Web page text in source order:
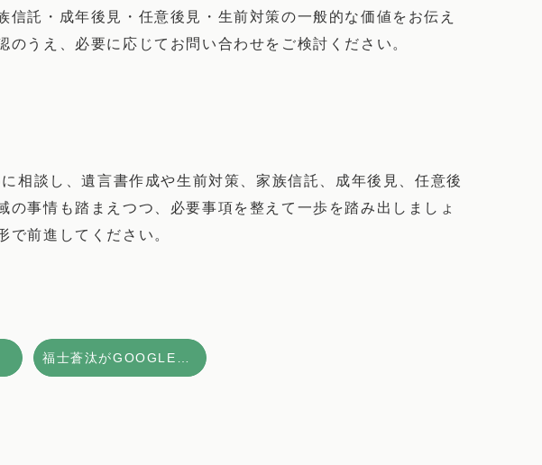
託・成年後見・任意後見・生前対策の一般的な価値をお伝え
のうえ、必要に応じてお問い合わせをご検討ください。
相談し、遺言書作成や生前対策、家族信託、成年後見、任意後
事情も踏まえつつ、必要事項を整えて一歩を踏み出しましょ
で前進してください。